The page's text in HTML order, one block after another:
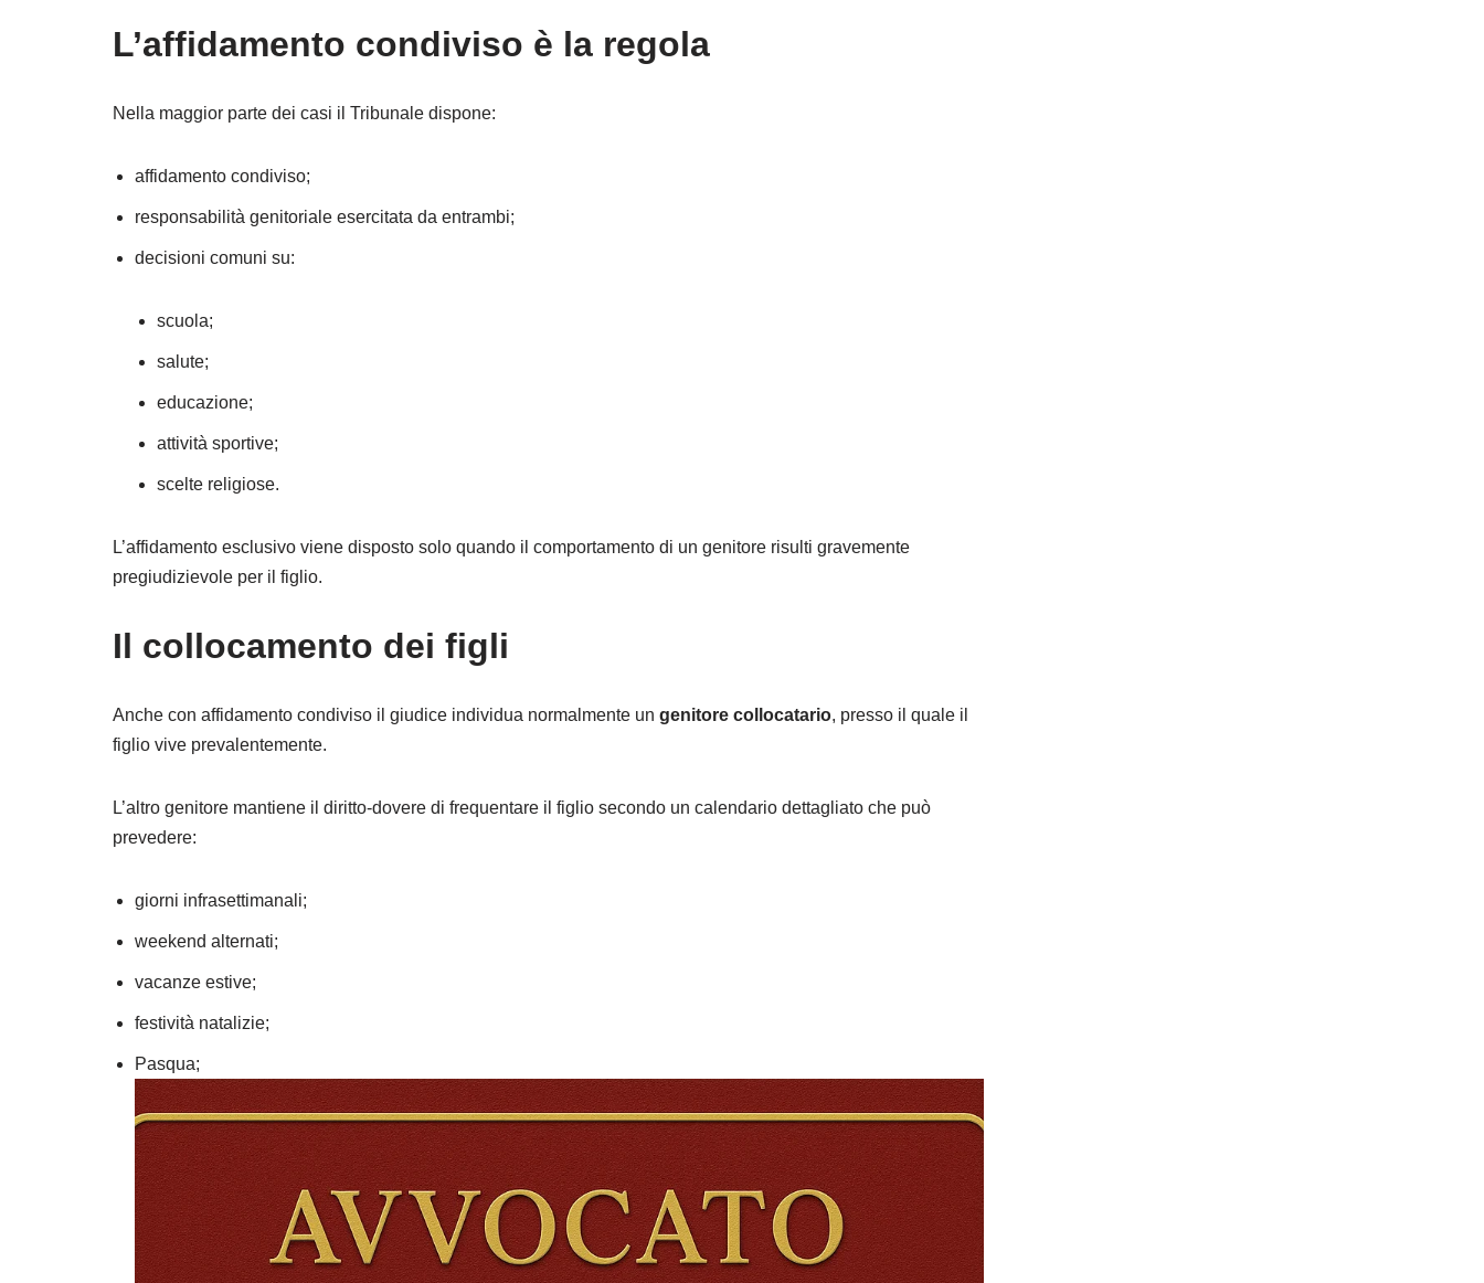
L’affidamento condiviso è la regola
Nella maggior parte dei casi il Tribunale dispone:
affidamento condiviso;
responsabilità genitoriale esercitata da entrambi;
decisioni comuni su:
scuola;
salute;
educazione;
attività sportive;
scelte religiose.
L’affidamento esclusivo viene disposto solo quando il comportamento di un genitore risulti gravemente
pregiudizievole per il figlio.
Il collocamento dei figli
Anche con affidamento condiviso il giudice individua normalmente un genitore collocatario, presso il quale il
figlio vive prevalentemente.
L’altro genitore mantiene il diritto-dovere di frequentare il figlio secondo un calendario dettagliato che può
prevedere:
giorni infrasettimanali;
weekend alternati;
vacanze estive;
festività natalizie;
Pasqua;